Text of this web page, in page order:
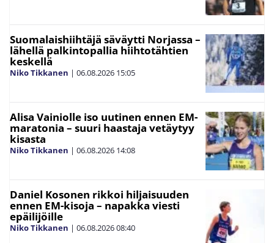
Suomalaishiihtäjä säväytti Norjassa –
lähellä palkintopallia hiihtotähtien
keskellä
Niko Tikkanen | 06.08.2026 15:05
Alisa Vainiolle iso uutinen ennen EM-
maratonia – suuri haastaja vetäytyy
kisasta
Niko Tikkanen | 06.08.2026 14:08
Daniel Kosonen rikkoi hiljaisuuden
ennen EM-kisoja – napakka viesti
epäilijöille
Niko Tikkanen | 06.08.202608:40